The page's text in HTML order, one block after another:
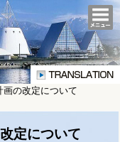
の改定について
定について